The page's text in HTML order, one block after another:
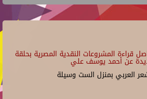
قراءة المشروعات النقدية المصرية بحلقة
عن أحمد يوسف علي
العربي بمنزل الست وسيلة